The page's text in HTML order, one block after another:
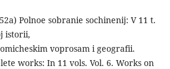
Polnoe sobranie sochinenij: V 11 t.
istorii,
voprosam i geografii.
works: In 11 vols. Vol. 6. Works on